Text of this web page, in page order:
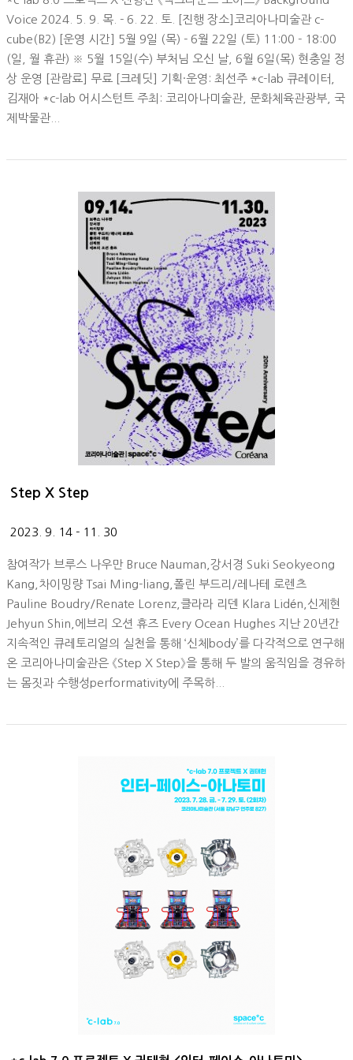
Voice 2024. 5. 9. 목. - 6. 22. 토. [진행 장소]코리아나미술관 c-
cube(B2) [운영 시간] 5월 9일 (목) - 6월 22일 (토) 11:00 - 18:00
(일, 월 휴관) ※ 5월 15일(수) 부처님 오신 날, 6월 6일(목) 현충일 정
상 운영 [관람료] 무료 [크레딧] 기획·운영: 최선주 *c-lab 큐레이터,
김재아 *c-lab 어시스턴트 주최: 코리아나미술관, 문화체육관광부, 국
제박물관...
Step X Step
2023. 9. 14 - 11. 30
참여작가 브루스 나우만 Bruce Nauman,강서경 Suki Seokyeong
Kang,차이밍량 Tsai Ming-liang,폴린 부드리/레나테 로렌츠
Pauline Boudry/Renate Lorenz,클라라 리덴 Klara Lidén,신제현
Jehyun Shin,에브리 오션 휴즈 Every Ocean Hughes 지난 20년간
지속적인 큐레토리얼의 실천을 통해 ‘신체body’를 다각적으로 연구해
온 코리아나미술관은 《Step X Step》을 통해 두 발의 움직임을 경유하
는 몸짓과 수행성performativity에 주목하...